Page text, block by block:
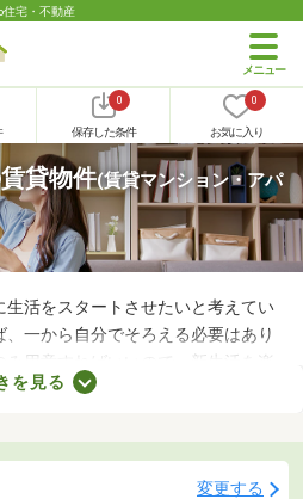
住宅・不動産
0
保存した条件
0
お気に入り
貸物件(賃貸マンション・アパ
活をスタートさせたいと考えてい
一から自分でそろえる必要はあり
み用意すればいいので、新生活を楽
電・家具付きの物件を紹介しま
ましょう。
を見る
変更する